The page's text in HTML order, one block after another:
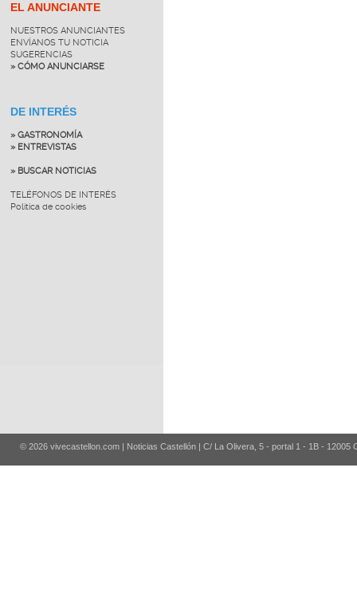
EL ANUNCIANTE
NUESTROS ANUNCIANTES
ENVÍANOS TU NOTICIA
SUGERENCIAS
» CÓMO ANUNCIARSE
DE INTERÉS
» GASTRONOMÍA
» ENTREVISTAS
» BUSCAR NOTICIAS
TELÉFONOS DE INTERÉS
Política de cookies
© 2026 vivecastellon.com | Noticias Castellón | C/ La Olivera, 5 - portal 1 - 1B - 12005